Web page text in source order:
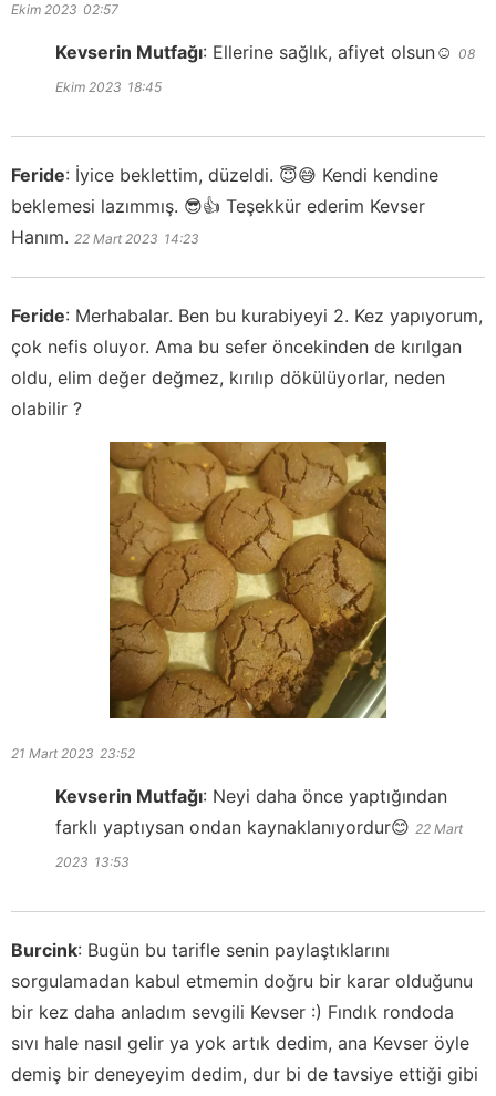
Ekim 2023 02:57
Kevserin Mutfağı: Ellerine sağlık, afiyet olsun☺️ 08
Ekim 2023 18:45
Feride: İyice beklettim, düzeldi. 😇😅 Kendi kendine
beklemesi lazımmış. 😎👍 Teşekkür ederim Kevser
Hanım. 22 Mart 2023 14:23
Feride: Merhabalar. Ben bu kurabiyeyi 2. Kez yapıyorum,
çok nefis oluyor. Ama bu sefer öncekinden de kırılgan
oldu, elim değer değmez, kırılıp dökülüyorlar, neden
olabilir ?
21 Mart 2023 23:52
Kevserin Mutfağı: Neyi daha önce yaptığından
farklı yaptıysan ondan kaynaklanıyordur😊 22 Mart
2023 13:53
Burcink: Bugün bu tarifle senin paylaştıklarını
sorgulamadan kabul etmemin doğru bir karar olduğunu
bir kez daha anladım sevgili Kevser :) Fındık rondoda
sıvı hale nasıl gelir ya yok artık dedim, ana Kevser öyle
demiş bir deneyeyim dedim, dur bi de tavsiye ettiği gibi